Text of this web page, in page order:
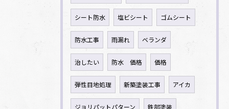
シート防水 塩ビシート ゴムシート
防水工事 雨漏れ ベランダ
治したい 防水 価格 価格
弾性目地処理 新築塗装工事 アイカ
ジョリパットパターン 鉄部塗装